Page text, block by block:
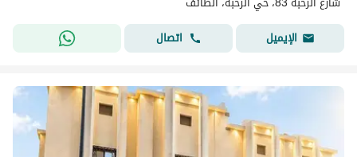
الإيميل
اتصال